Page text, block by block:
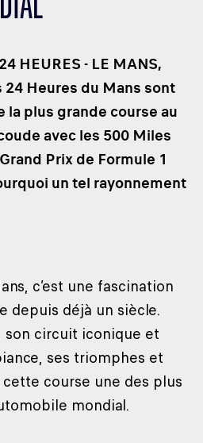
DURABLE
BY DHL
HEURES - LE MANS,
24 Heures du Mans sont
la plus grande course au
avec les 500 Miles
Prix de Formule 1
un tel rayonnement
c’est une fascination
depuis déjà un siècle.
son circuit iconique et
ses triomphes et
course une des plus
mondial.